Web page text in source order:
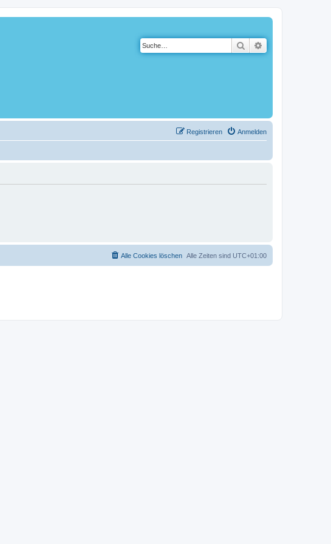
Suche
Anmelden
Registrieren
Alle Zeiten sind UTC+01:00
Alle Cookies löschen